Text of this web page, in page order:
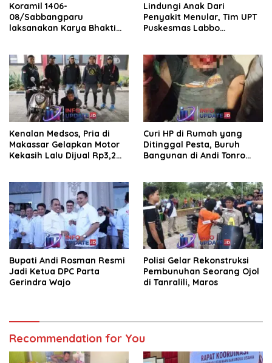
Koramil 1406-
08/Sabbangparu
laksanakan Karya Bhakti
Lindungi Anak Dari
Penyakit Menular, Tim UPT
Puskesmas Labbo
Kenalan Medsos, Pria di
Makassar Gelapkan Motor
Kekasih Lalu Dijual Rp3,2
Curi HP di Rumah yang
Ditinggal Pesta, Buruh
Bangunan di Andi Tonro
Bupati Andi Rosman Resmi
Jadi Ketua DPC Parta
Gerindra Wajo
Polisi Gelar Rekonstruksi
Pembunuhan Seorang Ojol
di Tanralili, Maros
Recommendation for You